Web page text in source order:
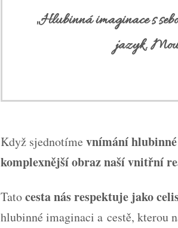
„Hlubinná imaginace s
jazyk.
Když sjednotíme vnímání
komplexnější obraz naší vnitřní
Tatocesta nás respektuje jako
hlubinné imaginaci a cestě, kterou